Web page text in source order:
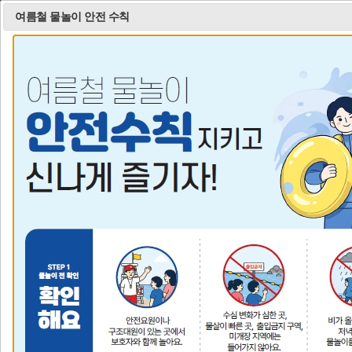
느린학습자프로그램 2기 수강생 모집 안내
자세히 보기
모
바
일
메
뉴
열
비 비
폭염 대비대응을 위한 학생 행동요령
여름철 물놀이 안전 수칙